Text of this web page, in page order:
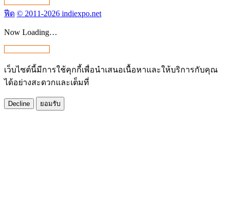
ฟีด © 2011-2026 indiexpo.net
Now Loading…
เว็บไซต์นี้มีการใช้คุกกี้เพื่อนำเสนอเนื้อหาและให้บริการกับคุณ
ได้อย่างสะดวกและเต็มที่
Decline ยอมรับ